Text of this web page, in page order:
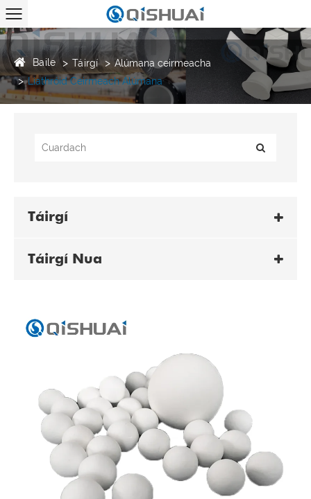
Baile Táirgí
Alúmana ceirmeacha
Liathróid Ceirmeach Alúmana
Táirgí
Táirgí Nua